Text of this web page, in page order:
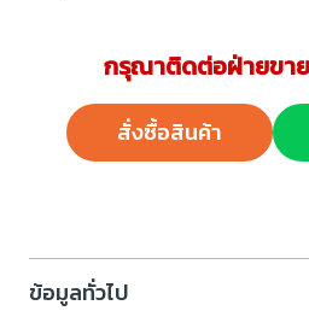
กรุณาติดต่อฝ่ายขาย
สั่งซื้อสินค้า
ข้อมูลทั่วไป